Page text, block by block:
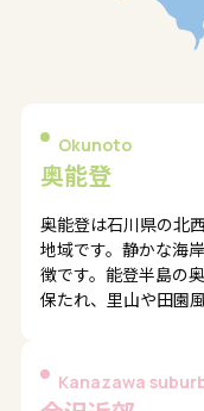
Okunoto
奥能登
奥能登は石川県の北
地域です。静かな海
徴です。能登半島の
保たれ、里山や田園
Kanazawa